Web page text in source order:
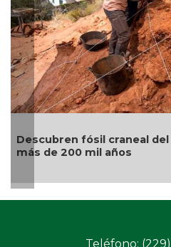
Descubren fósil craneal
más de 200 mil años
Teléfono: